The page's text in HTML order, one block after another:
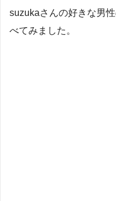
suzukaさんの好きな男
べてみました。